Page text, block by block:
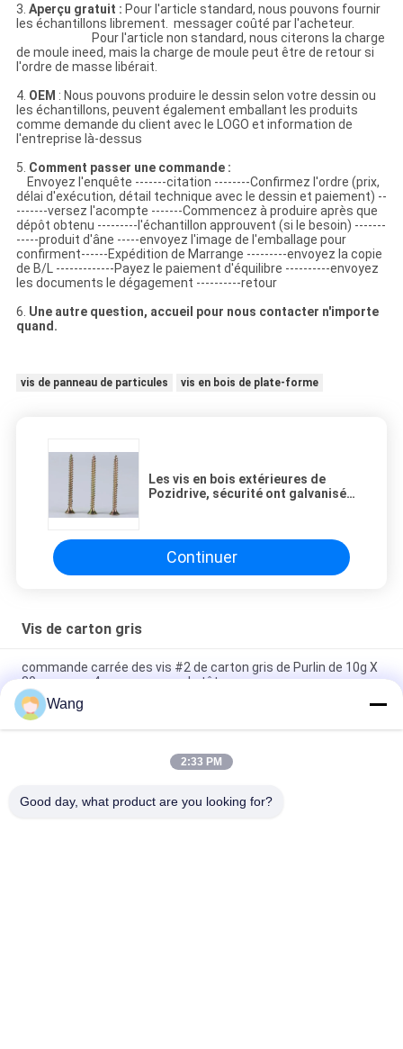
3. Aperçu gratuit : Pour l'article standard, nous pouvons fournir
les échantillons librement. messager coûté par l'acheteur.
Pour l'article non standard, nous citerons la charge
de moule ineed, mais la charge de moule peut être de retour si
l'ordre de masse libérait.
4. OEM : Nous pouvons produire le dessin selon votre dessin ou
les échantillons, peuvent également emballant les produits
comme demande du client avec le LOGO et information de
l'entreprise là-dessus
5. Comment passer une commande :
Envoyez l'enquête -------citation --------Confirmez l'ordre (prix,
délai d'exécution, détail technique avec le dessin et paiement) --
-------versez l'acompte -------Commencez à produire après que
dépôt obtenu ---------l'échantillon approuvent (si le besoin) -------
-----produit d'âne -----envoyez l'image de l'emballage pour
confirment------Expédition de Marrange ---------envoyez la copie
de B/L -------------Payez le paiement d'équilibre ----------envoyez
les documents le dégagement ----------retour
6. Une autre question, accueil pour nous contacter n'importe
quand.
vis de panneau de particules vis en bois de plate-forme
Les vis en bois extérieures de
Pozidrive, sécurité ont galvanisé
Continuer
Vis de carton gris
commande carrée des vis #2 de carton gris de Purlin de 10g X
80mm avec 4 nervures sous la tête
La tête fraisée par commande d'étoile avec la plate-forme
d'équilibre de 6 graines visse le revêtement vert de Ruspert
Le but multi de plein fil fraisé par double d'entraînement de
Wang
2:33 PM
Good day, what product are you looking for?